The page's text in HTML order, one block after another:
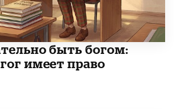
быть богом:
имеет право